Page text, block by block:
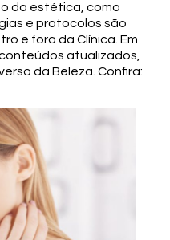
da estética, como
e protocolos são
e fora da Clínica. Em
atualizados,
da Beleza. Confira: